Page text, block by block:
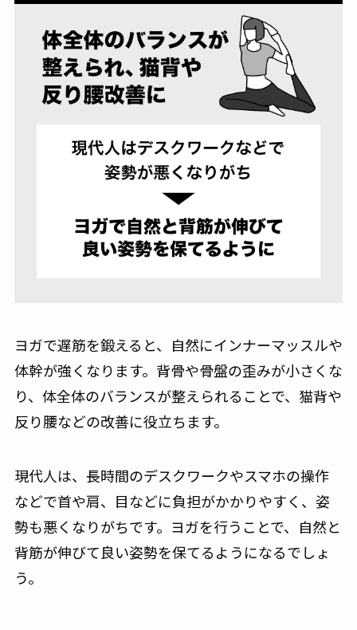
ヨガで遅筋を鍛えると、自然にインナーマッスルや
体幹が強くなります。背骨や骨盤の歪みが小さくな
り、体全体のバランスが整えられることで、猫背や
反り腰などの改善に役立ちます。
現代人は、長時間のデスクワークやスマホの操作
などで首や肩、目などに負担がかかりやすく、姿
勢も悪くなりがちです。ヨガを行うことで、自然と
背筋が伸びて良い姿勢を保てるようになるでしょ
う。